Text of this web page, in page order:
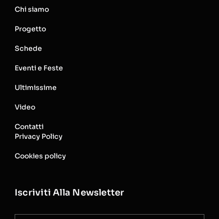
Chi siamo
Progetto
Schede
Eventi e Feste
Ultimissime
Video
Contatti
Privacy Policy
Cookies policy
Iscriviti Alla Newsletter